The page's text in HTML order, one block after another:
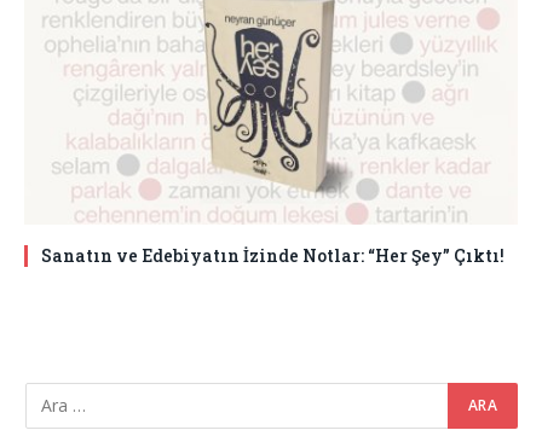
Sanatın ve Edebiyatın İzinde Notlar: “Her Şey” Çıktı!